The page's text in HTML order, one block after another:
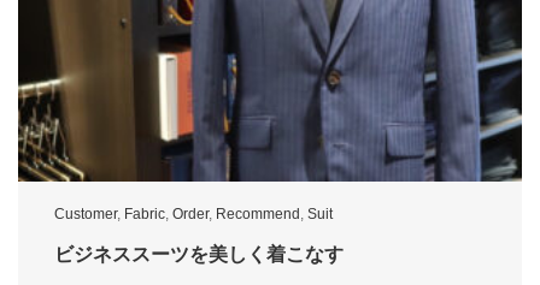
Customer, Fabric, Order, Recommend , Suit
ビジネススーツを美しく着こなす